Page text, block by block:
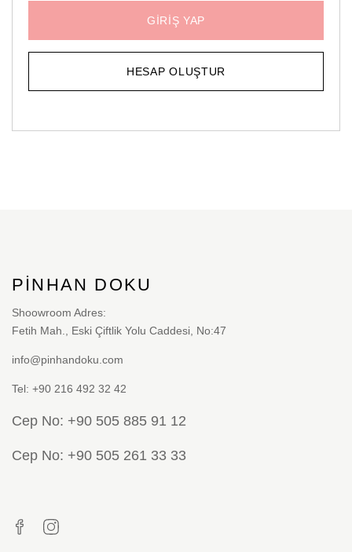
GIRIŞ YAP
HESAP OLUŞTUR
PINHAN DOKU
Shoowroom Adres:
Fetih Mah., Eski Çiftlik Yolu Caddesi, No:47
info@pinhandoku.com
Tel: +90 216 492 32 42
Cep No: +90 505 885 91 12
Cep No: +90 505 261 33 33